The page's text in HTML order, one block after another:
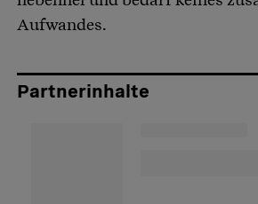
Aufwandes.
Partnerinhalte